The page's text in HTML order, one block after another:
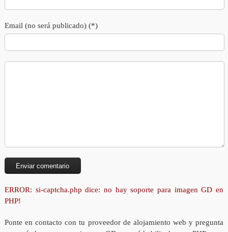
Email (no será publicado) (*)
ERROR: si-captcha.php dice: no hay soporte para imagen GD en
PHP!
Ponte en contacto con tu proveedor de alojamiento web y pregunta